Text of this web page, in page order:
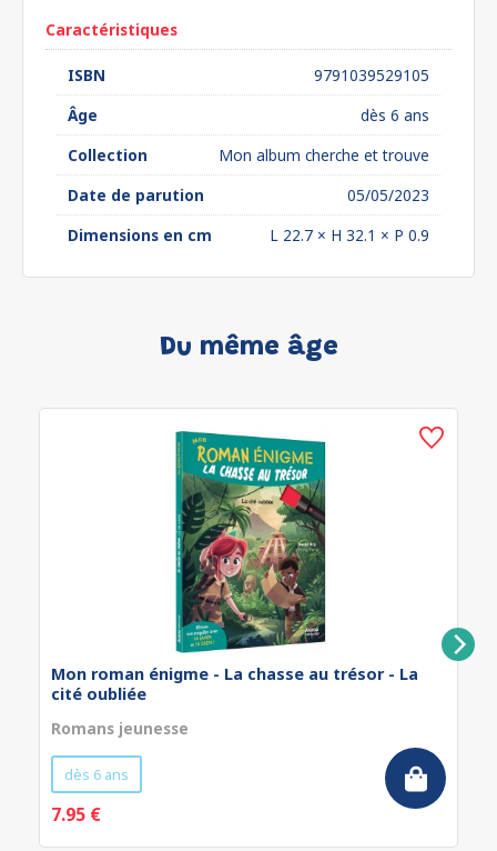
Caractéristiques
ISBN
9791039529105
Âge
dès 6 ans
Collection
Mon album cherche et trouve
Date de parution
05/05/2023
Dimensions en cm
L 22.7 × H 32.1 × P 0.9
Du même âge
Mon roman énigme - La chasse au trésor - La
cité oubliée
Romans jeunesse
dès 6 ans
7.95 €